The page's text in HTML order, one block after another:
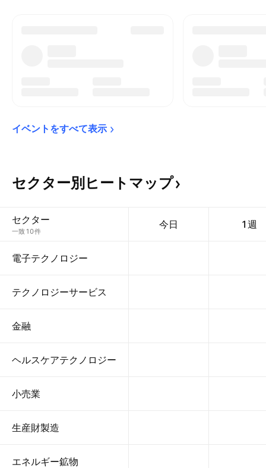
イベントをすべて表示
セクター別ヒートマップ
セクター
一致10件
今日 1週
電子テクノロジー
テクノロジーサービス
金融
ヘルスケアテクノロジー
小売業
生産財製造
エネルギー鉱物